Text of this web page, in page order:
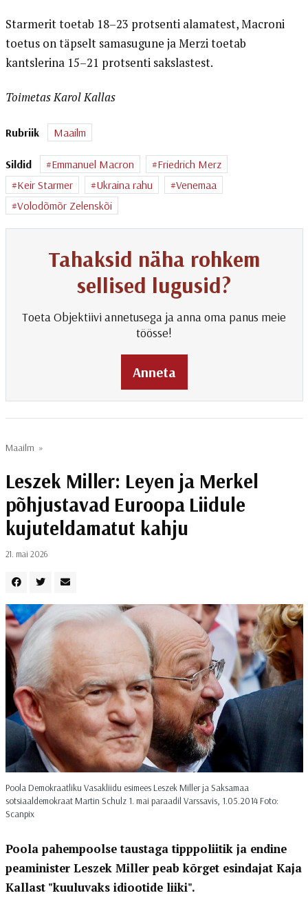
Starmerit toetab 18–23 protsenti alamatest, Macroni
toetus on täpselt samasugune ja Merzi toetab
kantslerina 15–21 protsenti sakslastest.
Toimetas Karol Kallas
Rubriik Maailm
Sildid Emmanuel Macron
Friedrich Merz
Keir Starmer
Ukraina rahu
Venemaa
Volodõmõr Zelenskõi
Tahaksid näha rohkem
sellised lugusid?
Toeta Objektiivi annetusega ja anna oma panus meie
töösse!
Anneta
Maailm »
Leszek Miller: Leyen ja Merkel
põhjustavad Euroopa Liidule
kujuteldamatut kahju
21. mai 2026
Poola Demokraatliku Vasakliidu esimees Leszek Miller ja Saksamaa
sotsiaaldemokraat Martin Schulz 1. mai paraadil Varssavis, 1.05.2014 Foto:
Scanpix
Poola pahempoolse taustaga tipppoliitik ja endine
peaminister Leszek Miller peab kõrget esindajat Kaja
Kallast "kuuluvaks idiootide liiki".